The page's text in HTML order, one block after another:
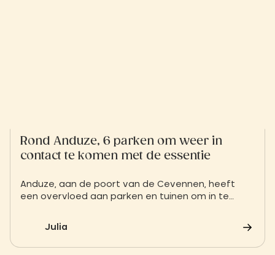
Rond Anduze, 6 parken om weer in
contact te komen met de essentie
Anduze, aan de poort van de Cevennen, heeft
een overvloed aan parken en tuinen om in te
schaduwrijke wandeling, een picknick of een
ruimtes zullen jong en oud aanspreken. Een frisse
Julia